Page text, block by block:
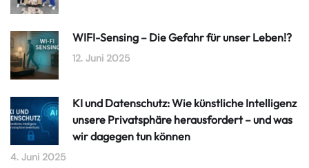
WIFI-Sensing – Die Gefahr für unser Leben!?
12. Juni 2025
KI und Datenschutz: Wie künstliche Intelligenz
unsere Privatsphäre herausfordert – und was
wir dagegen tun können
4. Juni 2025